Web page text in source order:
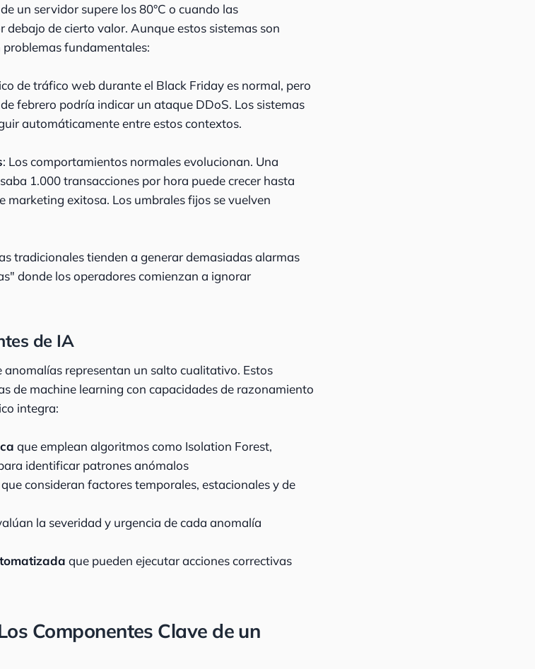
un servidor supere los 80°C o cuando las
de cierto valor. Aunque estos sistemas son
fundamentales:
de tráfico web durante el Black Friday es normal, pero
febrero podría indicar un ataque DDoS. Los sistemas
automáticamente entre estos contextos.
: Los comportamientos normales evolucionan. Una
1.000 transacciones por hora puede crecer hasta
marketing exitosa. Los umbrales fijos se vuelven
tradicionales tienden a generar demasiadas alarmas
donde los operadores comienzan a ignorar
de IA
anomalías representan un salto cualitativo. Estos
de machine learning con capacidades de razonamiento
integra:
que emplean algoritmos como Isolation Forest,
identificar patrones anómalos
que consideran factores temporales, estacionales y de
la severidad y urgencia de cada anomalía
que pueden ejecutar acciones correctivas
Componentes Clave de un